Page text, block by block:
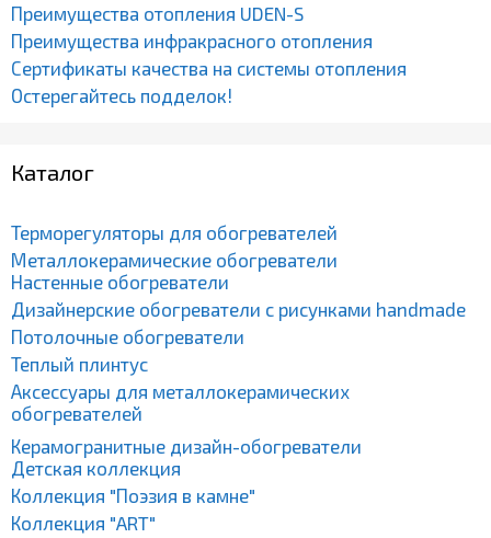
Преимущества отопления UDEN-S
Преимущества инфракрасного отопления
Сертификаты качества на системы отопления
Остерегайтесь подделок!
Каталог
Терморегуляторы для обогревателей
Металлокерамические обогреватели
Настенные обогреватели
Дизайнерские обогреватели с рисунками handmade
Потолочные обогреватели
Теплый плинтус
Аксессуары для металлокерамических
обогревателей
Керамогранитные дизайн-обогреватели
Детская коллекция
Коллекция "Поэзия в камне"
Коллекция "ART"